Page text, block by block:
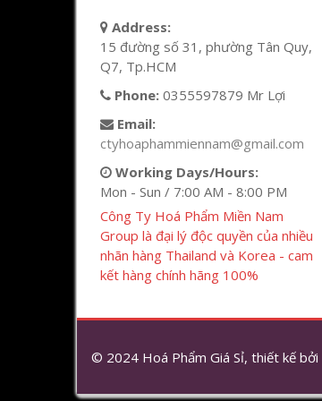
Address:
15 đường số 31, phường Tân Quy,
Q7, Tp.HCM
Phone: 0355597879 Mr Lợi
Email:
ctyhoaphammiennam@gmail.com
Working Days/Hours:
Mon - Sun / 7:00 AM - 8:00 PM
Công Ty Hoá Phẩm Miền Nam
Group là đại lý độc quyền của nhiều
nhãn hàng Thailand và Korea - cam
kết hàng chính hãng 100%
© 2024 Hoá Phẩm Giá Sỉ, thiết kế bởi